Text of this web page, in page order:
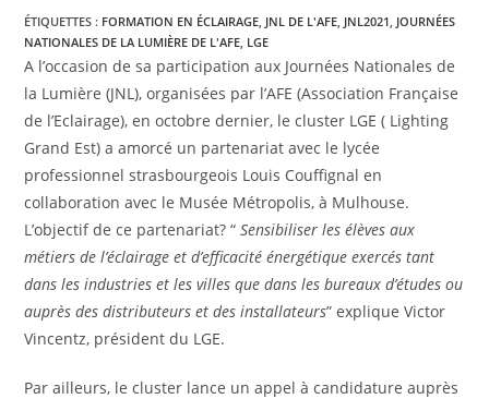
ÉTIQUETTES : FORMATION EN ÉCLAIRAGE, JNL DE L'AFE, JNL2021, JOURNÉES
NATIONALES DE LA LUMIÈRE DE L'AFE, LGE
A l’occasion de sa participation aux Journées Nationales de
la Lumière (JNL), organisées par l’AFE (Association Française
de l’Eclairage), en octobre dernier, le cluster LGE ( Lighting
Grand Est) a amorcé un partenariat avec le lycée
professionnel strasbourgeois Louis Couffignal en
collaboration avec le Musée Métropolis, à Mulhouse.
L’objectif de ce partenariat? “ Sensibiliser les élèves aux
métiers de l’éclairage et d’efficacité énergétique exercés tant
dans les industries et les villes que dans les bureaux d’études ou
auprès des distributeurs et des installateurs” explique Victor
Vincentz, président du LGE.
Par ailleurs, le cluster lance un appel à candidature auprès